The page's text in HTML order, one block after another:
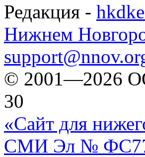
Редакция -
Нижнем
© 2001—2026
30
«Сайт для
СМИ Эл № ФС77-